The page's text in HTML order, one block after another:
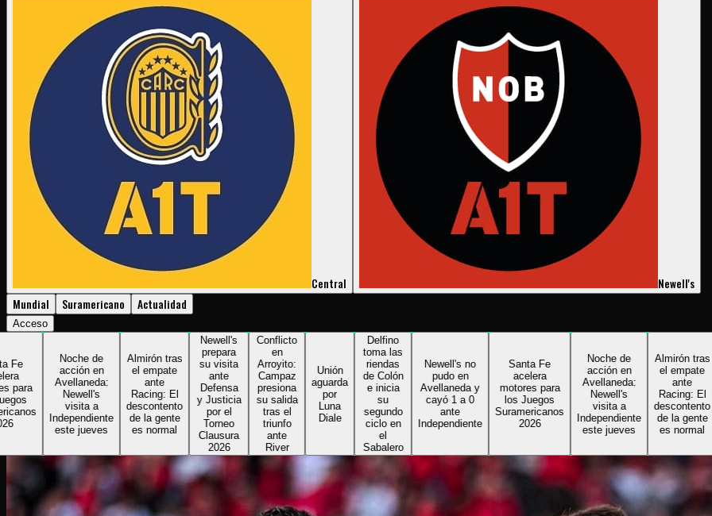
Central
Newell's
Mundial
Suramericano Actualidad
Acceso
Noche de
acción en
Avellaneda:
Newell's
Independiente
este jueves
Almirón tras
el empate
ante
Racing: El
descontento
de la gente
es normal
prepara
su visita
ante
Defensa
y Justicia
por el
Torneo
Clausura
Conflicto
en
Arroyito:
Campaz
presiona
su salida
tras el
triunfo
ante
River
Unión
aguarda
por
Luna
Diale
toma las
riendas
de Colón
e inicia
segundo
ciclo en
Sabalero
Newell's no
pudo en
Avellaneda y
cayó 1 a 0
ante
Independiente
Santa Fe
motores para
los Juegos
Suramericanos
2026
Noche de
acción en
Avellaneda:
Newell's
Independiente
este jueves
Almirón tras
el empate
ante
Racing: El
descontento
de la gente
es normal